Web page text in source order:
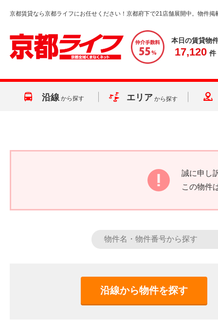
京都賃貸なら京都ライフにお任せください！京都府下で21店舗展開中。物件掲
本日の賃貸物
17,120 件
沿線 から探す エリア から探す
誠に申し
この物件
沿線から物件を探す